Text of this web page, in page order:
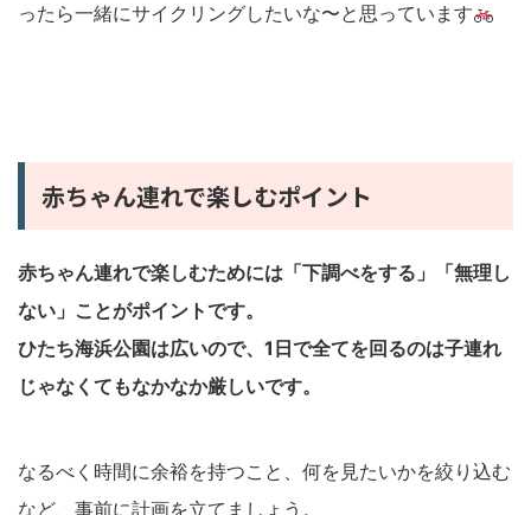
ったら一緒にサイクリングしたいな〜と思っています
赤ちゃん連れで楽しむポイント
赤ちゃん連れで楽しむためには「下調べをする」「無理し
ない」ことがポイントです。
ひたち海浜公園は広いので、1日で全てを回るのは子連れ
じゃなくてもなかなか厳しいです。
なるべく時間に余裕を持つこと、何を見たいかを絞り込む
など、事前に計画を立てましょう。